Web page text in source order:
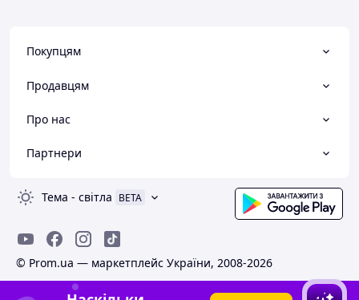
Покупцям
Продавцям
Про нас
Партнери
Тема - світла BETA
© Prom.ua — маркетплейс України, 2008-2026